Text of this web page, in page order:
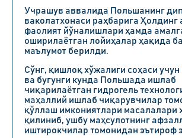
Учрашув аввалида Польшанинг
ваколатхонаси раҳбарига Ҳолдинг
фаолият йўналишлари ҳамда
оширилаётган лойиҳалар ҳақида
маълумот берилди.
Сўнг, қишлоқ хўжалиги соҳаси учун
ва бугунги кунда Польшада ишлаб
чиқарилаётган гидрогель
маҳаллий ишлаб чиқарувчилар
қўллаш имкониятлари масалалари
қилиниб, ушбу маҳсулотнинг
иштирокчилар томонидан эътироф